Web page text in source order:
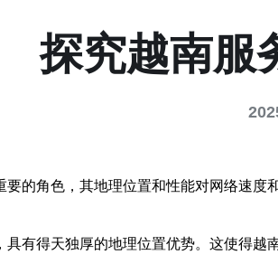
探究越南服
的角色，其地理位置和性能对网络速
有得天独厚的地理位置优势。这使得